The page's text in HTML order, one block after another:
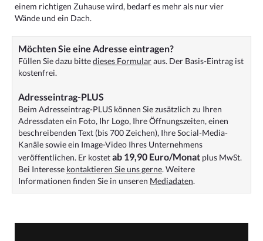
einem richtigen Zuhause wird, bedarf es mehr als nur vier
Wände und ein Dach.
Möchten Sie eine Adresse eintragen?
Füllen Sie dazu bittedieses Formularaus. Der Basis-Eintrag ist
kostenfrei.
Adresseintrag-PLUS
Beim Adresseintrag-PLUS können Sie zusätzlich zu Ihren
Adressdaten ein Foto, Ihr Logo, Ihre Öffnungszeiten, einen
beschreibenden Text (bis 700 Zeichen), Ihre Social-Media-
Kanäle sowie ein Image-Video Ihres Unternehmens
veröffentlichen. Er kostetab 19,90 Euro/Monat plus MwSt.
Bei Interesse kontaktieren Sie uns gerne. Weitere
Informationen finden Sie in unseren Mediadaten.